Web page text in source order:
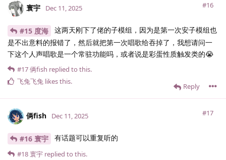
寰宇 #16
Dec 11, 2025
#15 度海
这两天刚下了佬的子模组，因为是第一次安子模组也
是不出意料的报错了，然后就把第一次唱歌给吞掉了，我想请问一
下这个人声唱歌是一个常驻功能吗，或者说是彩蛋性质触发类的😭
Reply
#17俩fish replied to this.
飞兔飞兔 likes this.
俩fish #17
Dec 11, 2025
#16 寰宇 有话题可以重复听的
#18 寰宇 replied to this.